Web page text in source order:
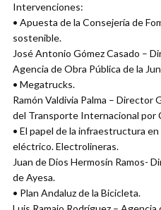
Intervenciones:
• Apuesta de la Consejería de
sostenible.
José Antonio Gómez Casado –
Agencia de Obra Pública de la
• Megatrucks.
Ramón Valdivia Palma – Director
del Transporte Internacional por
• El papel de la infraestructura
eléctrico. Electrolineras.
Juan de Dios Hermosín Ramos-
de Ayesa.
• Plan Andaluz de la Bicicleta.